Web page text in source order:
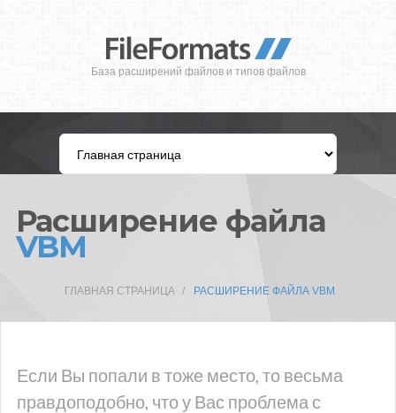
База расширений файлов и типов файлов
Расширение файла
VBM
ГЛАВНАЯ СТРАНИЦА РАСШИРЕНИЕ ФАЙЛА VBM
Если Вы попали в тоже место, то весьма
правдоподобно, что у Вас проблема с